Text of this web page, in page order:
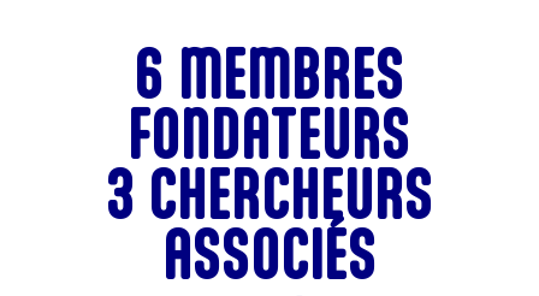
6 MEMBRES
FONDATEURS
3 CHERCHEURS
ASSOCIÉS